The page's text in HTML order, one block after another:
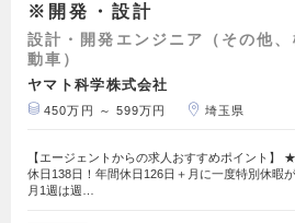
※開発・設計
設計・開発エンジニア（その他
動車）
ヤマト科学株式会社
450万円 ～ 599万円 埼玉県
【エージェントからの求人おすすめポイント】
休日138日！年間休日126日＋月に一度特別休暇
月1週は週…